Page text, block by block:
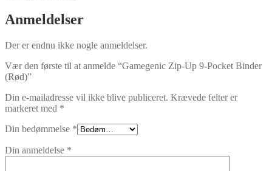
Anmeldelser
Der er endnu ikke nogle anmeldelser.
Vær den første til at anmelde “Gamegenic Zip-Up 9-Pocket Binder
(Rød)”
Din e-mailadresse vil ikke blive publiceret. Krævede felter er
markeret med *
Din bedømmelse *
Din anmeldelse *